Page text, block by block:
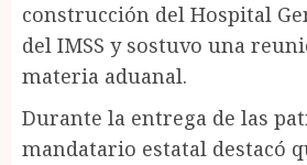
construcción del Hospital
del IMSS y sostuvo una
materia aduanal.
Durante la entrega de las
mandatario estatal destacó